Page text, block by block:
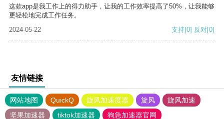
这款app是我工作上的得力助手，让我的工作效率提高了50%，让我能够
更轻松地完成工作任务。
2024-05-22
支持[0] 反对[0]
友情链接
网站地图 QuickQ 旋风加速度器 旋风
旋风加速
坚果加速器
tiktok加速器 狗急加速器官网